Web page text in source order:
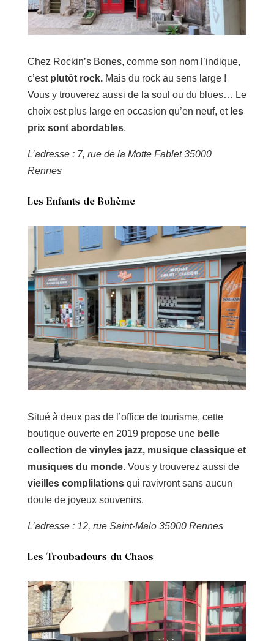
Chez Rockin’s Bones, comme son nom l’indique,
c’est plutôt rock. Mais du rock au sens large !
Vous y trouverez aussi de la soul ou du blues… Le
choix est plus large en occasion qu’en neuf, et les
prix sont abordables.
L’adresse : 7, rue de la Motte Fablet 35000
Rennes
Les Enfants de Bohème
Situé à deux pas de l’office de tourisme, cette
boutique ouverte en 2019 propose une belle
collection de vinyles jazz, musique classique et
musiques du monde. Vous y trouverez aussi de
vieilles complilationsqui ravivront sans aucun
doute de joyeux souvenirs.
L’adresse : 12, rue Saint-Malo 35000 Rennes
Les Troubadours du Chaos